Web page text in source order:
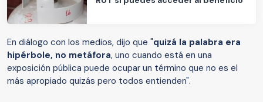
En diálogo con los medios, dijo que "quizá la palabra era
hipérbole, no metáfora, uno cuando está en una
exposición pública puede ocupar un término que no es el
más apropiado quizás pero todos entienden".